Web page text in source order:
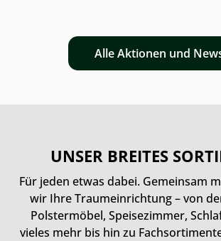
Alle Aktionen und
UNSER BREITES
Für jeden etwas dabei. Gemeinsam
wir Ihre Traumeinrichtung – von
Polstermöbel, Speisezimmer,
vieles mehr bis hin zu